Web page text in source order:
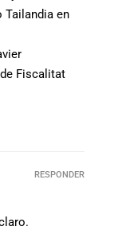
Tailandia en
Fiscalitat
RESPONDER